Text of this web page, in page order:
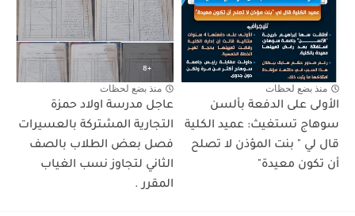
منذ بضع لحظات
الأولى على الدفعة بألسن
سوهاج تستغيث: عميد الكلية
قال لي " بنت المؤذن لا تصلح
أن تكون معيدة"
منذ بضع لحظات
عاجل مدرسة اولاد حمزة
التجارية المشتركة بالعسيرات
فصل بعض الطلاب بالصف
الثاني لتجاوز نسب الغياب
المقرر .